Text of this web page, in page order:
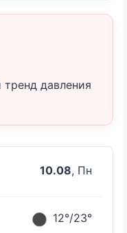
давления
10.08, Пн
12°/23°